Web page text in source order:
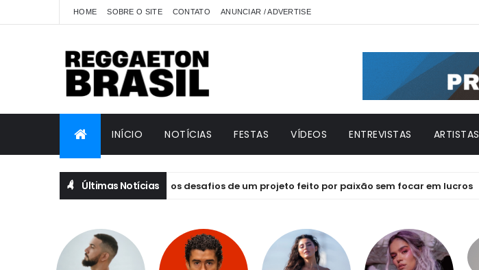
HOME SOBRE O SITE CONTATO ANUNCIAR / ADVERTISE
INÍCIO NOTÍCIAS FESTAS VÍDEOS ENTREVISTAS ARTISTAS
Últimas Notícias
emoção, essência e os desafios de um projeto feito por paixão sem focar em lucros